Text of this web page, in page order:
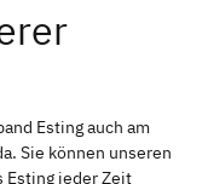
Bamberg
Passau
Esting auch am
Sie können unseren
Esting jeder Zeit